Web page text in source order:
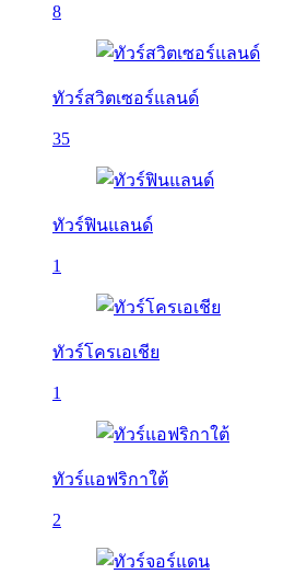
8
ทัวร์สวิตเซอร์แลนด์
35
ทัวร์ฟินแลนด์
1
ทัวร์โครเอเชีย
1
ทัวร์แอฟริกาใต้
2